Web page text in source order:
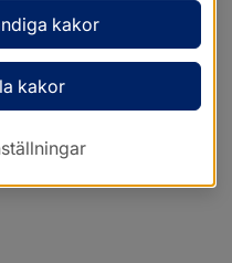
kakor
kakor